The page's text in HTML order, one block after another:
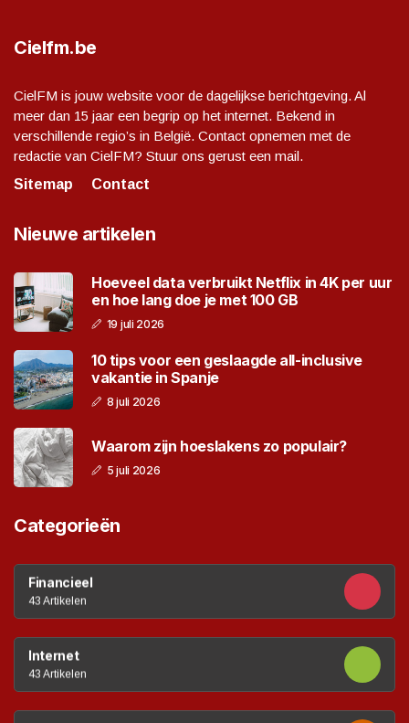
Cielfm.be
CielFM is jouw website voor de dagelijkse berichtgeving. Al
meer dan 15 jaar een begrip op het internet. Bekend in
verschillende regio’s in België. Contact opnemen met de
redactie van CielFM? Stuur ons gerust een mail.
Sitemap
Contact
Nieuwe artikelen
Hoeveel data verbruikt Netflix in 4K per uur
en hoe lang doe je met 100 GB
19 juli 2026
10 tips voor een geslaagde all-inclusive
vakantie in Spanje
8 juli 2026
Waarom zijn hoeslakens zo populair?
5 juli 2026
Categorieën
Financieel
43 Artikelen
Internet
43 Artikelen